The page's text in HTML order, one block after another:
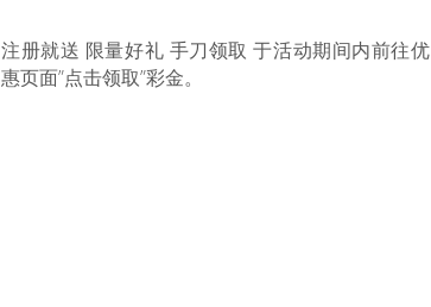
注册就送 限量好礼 手刀领取 于活动期间内前往优
惠页面”点击领取”彩金。